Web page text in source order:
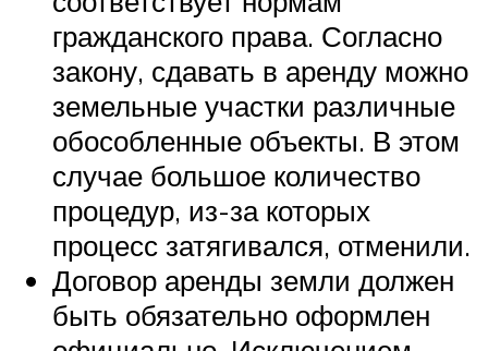
гражданского права. Согласно
закону, сдавать в аренду можно
земельные участки различные
обособленные объекты. В этом
случае большое количество
процедур, из-за которых
процесс затягивался, отменили.
Договор аренды земли должен
быть обязательно оформлен